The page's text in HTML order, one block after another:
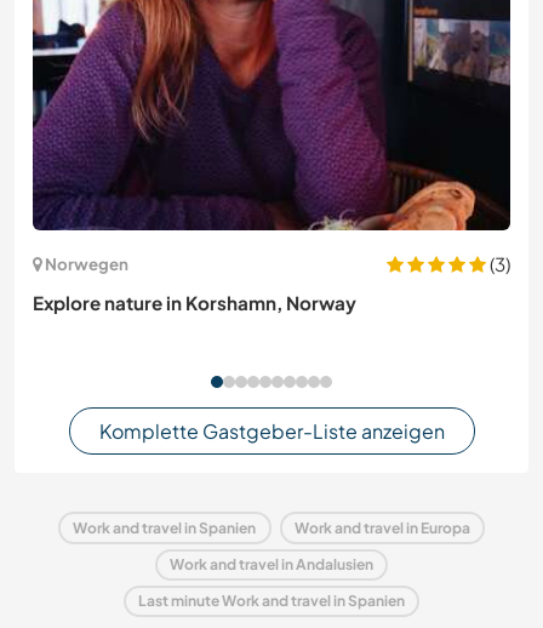
Norwegen
(3)
Explore nature in Korshamn, Norway
Komplette Gastgeber-Liste anzeigen
Work and travel in Spanien Work and travel in Europa
Work and travel in Andalusien
Last minute Work and travel in Spanien